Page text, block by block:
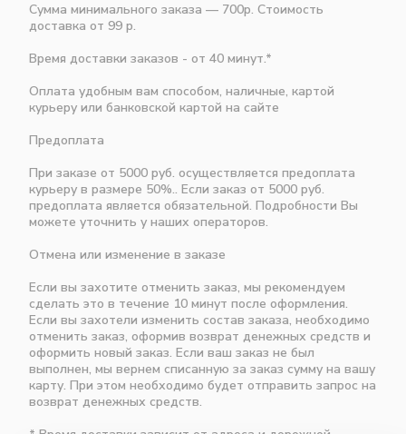
Сумма минимального заказа — 700р. Стоимость
доставка от 99 р.
Время доставки заказов - от 40 минут.*
Оплата удобным вам способом, наличные, картой
курьеру или банковской картой на сайте
Предоплата
При заказе от 5000 руб. осуществляется предоплата
курьеру в размере 50%.. Если заказ от 5000 руб.
предоплата является обязательной. Подробности Вы
можете уточнить у наших операторов.
Отмена или изменение в заказе
Если вы захотите отменить заказ, мы рекомендуем
сделать это в течение 10 минут после оформления.
Если вы захотели изменить состав заказа, необходимо
отменить заказ, оформив возврат денежных средств и
оформить новый заказ. Если ваш заказ не был
выполнен, мы вернем списанную за заказ сумму на вашу
карту. При этом необходимо будет отправить запрос на
возврат денежных средств.